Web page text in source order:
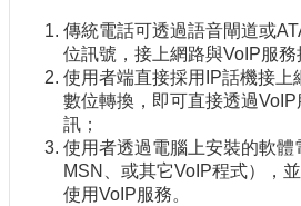
傳統電話可透過語音閘道或
位訊號，接上網路與VoIP服務
使用者端直接採用IP話機接上
數位轉換，即可直接透過
訊；
使用者透過電腦上安裝的軟體
MSN、或其它VoIP程式），
使用VoIP服務。